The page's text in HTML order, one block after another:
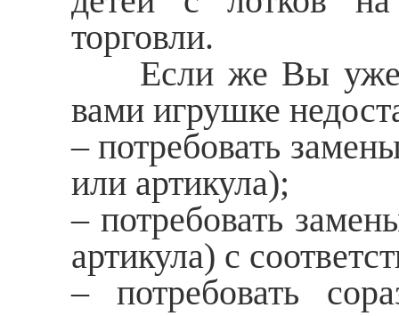
торговли.
Если же Вы уже
вами игрушке
– потребовать
или артикула);
– потребовать
артикула) с
– потребовать